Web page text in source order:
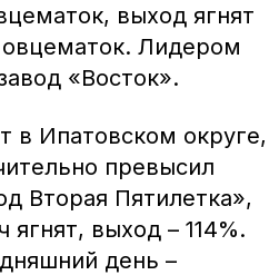
выход ягнят
овцематок. Лидером
«Восток».
в Ипатовском округе,
превысил
Вторая Пятилетка»,
выход – 114%.
день –